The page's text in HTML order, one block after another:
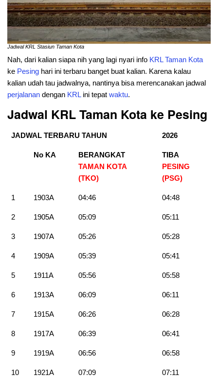
Jadwal KRL Stasiun Taman Kota
Nah, dari kalian siapa nih yang lagi nyari info KRL Taman Kota
ke Pesing hari ini terbaru banget buat kalian. Karena kalau
kalian udah tau jadwalnya, nantinya bisa merencanakan jadwal
perjalanan dengan KRLini tepat waktu.
Jadwal KRL Taman Kota ke Pesing
JADWAL TERBARU TAHUN 2026
No KA
BERANGKAT
TAMAN KOTA
(TKO)
TIBA
PESING
(PSG)
1 1903A 04:46 04:48
2 1905A 05:09 05:11
3 1907A 05:26 05:28
4 1909A 05:39 05:41
5 1911A 05:56 05:58
6 1913A 06:09 06:11
7 1915A 06:26 06:28
8 1917A 06:39 06:41
9 1919A 06:56 06:58
10 1921A 07:09 07:11